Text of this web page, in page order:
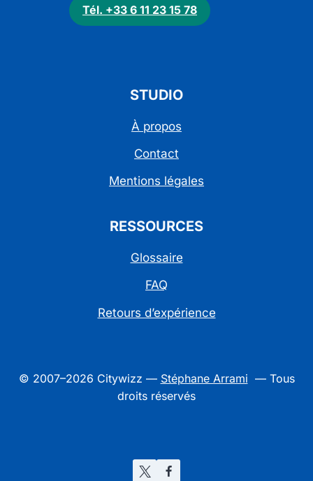
Tél. +33 6 11 23 15 78
STUDIO
À propos
Contact
Mentions légales
RESSOURCES
Glossaire
FAQ
Retours d’expérience
© 2007–2026 Citywizz — Stéphane Arrami — Tous
droits réservés